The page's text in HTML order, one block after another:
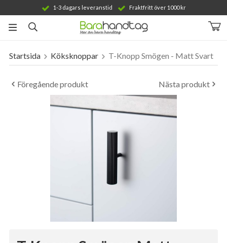
1-3 dagars leveranstid Fraktfritt över 1000 kr
Produkten har blivit tillagd i varukorgen
Startsida Köksknoppar T-Knopp Smögen - Matt Svart
Föregående produkt Nästa produkt